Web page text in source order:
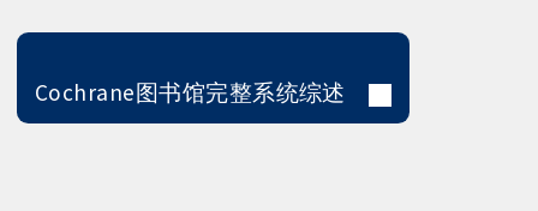
Cochrane图书馆完整系统综述